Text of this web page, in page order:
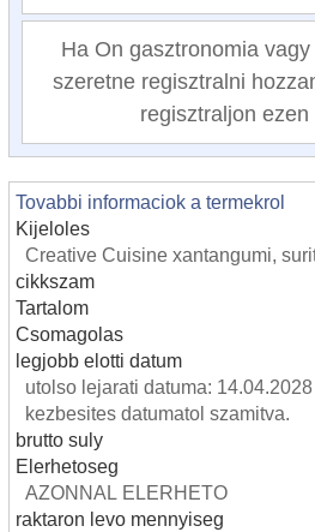
Ha On gasztronomia
szeretne regisztralni
regisztraljon ezen
Tovabbi informaciok a termekrol
Kijeloles
Creative Cuisine xantangumi,
cikkszam
Tartalom
Csomagolas
legjobb elotti datum
utolso lejarati datuma:
kezbesites datumatol szamitva.
brutto suly
Elerhetoseg
AZONNAL ELERHETO
raktaron levo mennyiseg